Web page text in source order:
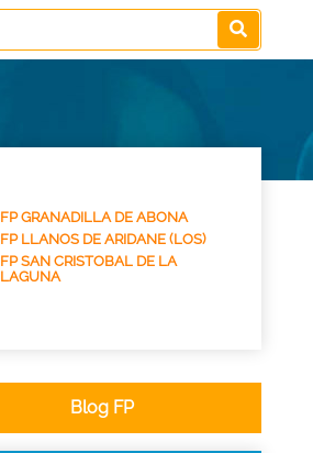
FP GRANADILLA DE ABONA
FP LLANOS DE ARIDANE (LOS)
FP SAN CRISTOBAL DE LA
LAGUNA
Blog FP